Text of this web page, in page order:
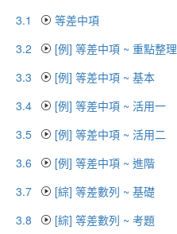
3.1
等差中項
3.2
[例] 等差中項 ~ 重點整理
3.3
[例] 等差中項 ~ 基本
3.4
[例] 等差中項 ~ 活用一
3.5
[例] 等差中項 ~ 活用二
3.6
[例] 等差中項 ~ 進階
3.7
[綜] 等差數列 ~ 基礎
3.8
[綜] 等差數列 ~ 考題